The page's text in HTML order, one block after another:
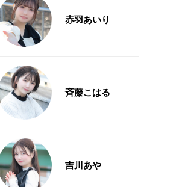
赤羽あいり
斉藤こはる
吉川あや